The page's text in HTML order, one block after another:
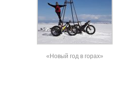
«Новый год в горах»